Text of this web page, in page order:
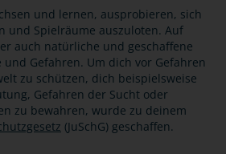
und lernen, ausprobieren, sich
und Spielräume auszuloten. Auf
auch natürliche und geschaffene
und Gefahren. Um dich vor Gefahren
zu schützen, dich beispielsweise
Gefahren der Sucht oder
zu bewahren, wurde zu deinem
(JuSchG) geschaffen.